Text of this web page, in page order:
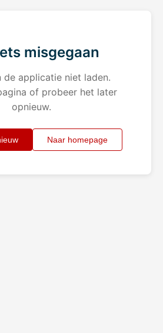
misgegaan
de applicatie niet laden.
of probeer het later
opnieuw.
Naar homepage